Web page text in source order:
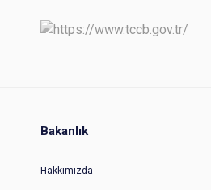
Bakanlık
Hakkımızda